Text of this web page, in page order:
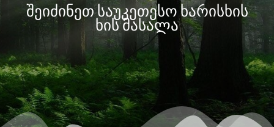
შეიძინეთ საუკეთესო ხარისხის
ხის მასალა